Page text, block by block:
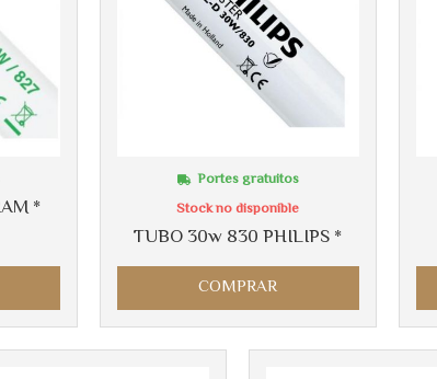
*
TUBO 30w 830 PHILIPS *
Portes gratuitos
Stock no disponible
COMPRAR